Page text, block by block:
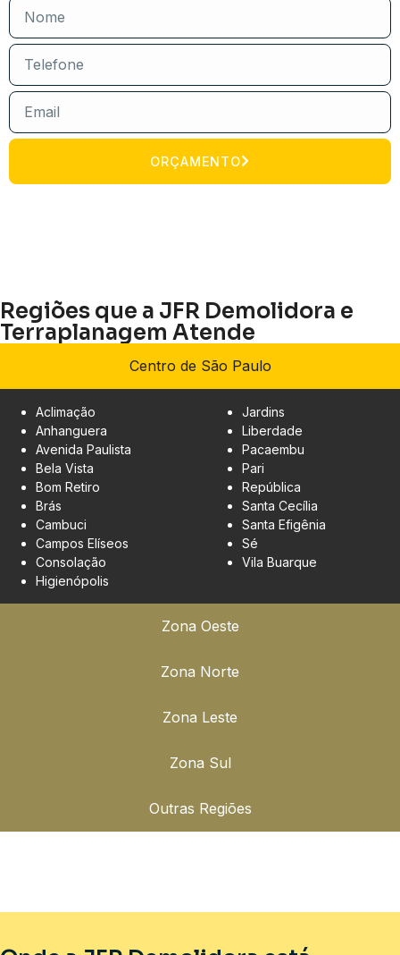
ORÇAMENTO
Regiões que a JFR Demolidora e
Terraplanagem Atende
Centro de São Paulo
Zona Oeste
Zona Norte
Zona Leste
Zona Sul
Outras Regiões
Aclimação
Anhanguera
Avenida Paulista
Bela Vista
Bom Retiro
Brás
Cambuci
Campos Elíseos
Consolação
Higienópolis
Jardins
Liberdade
Pacaembu
Pari
República
Santa Cecília
Santa Efigênia
Sé
Vila Buarque